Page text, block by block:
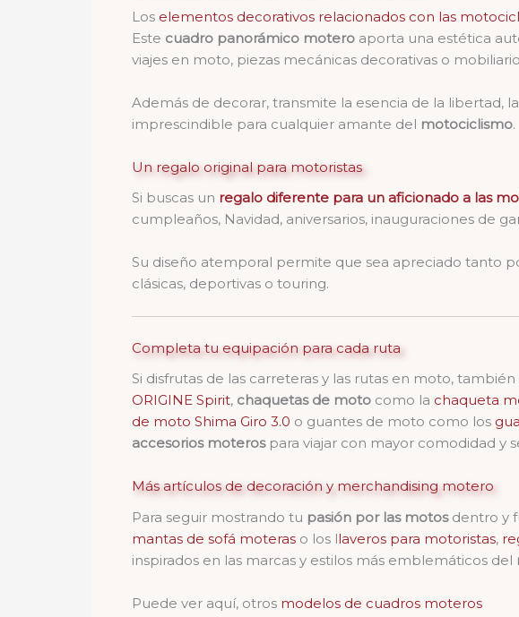
Los elementos decorativos relacionados con las
Este cuadro panorámico motero aporta una estética
viajes en moto, piezas mecánicas decorativas o
Además de decorar, transmite la esencia de la libertad,
imprescindible para cualquier amante del motociclismo.
Un regalo original para motoristas
Si buscas un regalo diferente para un aficionado a las
cumpleaños, Navidad, aniversarios, inauguraciones de
Su diseño atemporal permite que sea apreciado tanto
clásicas, deportivas o touring.
Completa tu equipación para cada ruta
Si disfrutas de las carreteras y las rutas en moto,
ORIGINE Spirit, chaquetas de moto como la chaqueta
de moto Shima Giro 3.0 o guantes de moto como los
accesorios moterospara viajar con mayor comodidad y
Más artículos de decoración y merchandising motero
Para seguir mostrando tu pasión por las motosdentro y
mantas de sofá moteras o los llaveros para motoristas,
inspirados en las marcas y estilos más emblemáticos del
Puede ver aquí, otros modelos de cuadros moteros